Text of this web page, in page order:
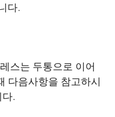
다.
스는 두통으로 이어
다음사항을 참고하시
.